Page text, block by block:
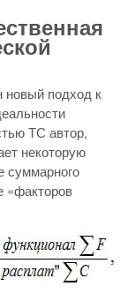
подход к
ТС автор,
некоторую
суммарного
«факторов